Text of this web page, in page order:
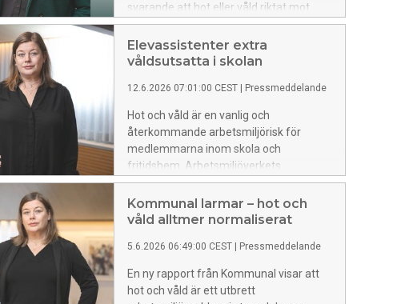
svarande att hot eller våld riktat mot
ambulanspersonal förekommer någon
eller några gånger i månaden på
arbetsplatsen, samtidigt som många
information om kända risker inför
uppdraget.
Elevassistenter extra
våldsutsatta i skolan
12.6.2026 07:01:00 CEST Pressmeddelande
Hot och våld är en vanlig och
återkommande arbetsmiljörisk för
medlemmarna inom skola och
fritidshem. Arbetsmiljöverkets
arbetsskadestatistik visar att elev- och
lärarassistenter är särskilt utsatta för
hot och våld i skolan.
Kommunal larmar – hot och
våld alltmer normaliserat
5.6.2026 06:49:00 CEST Pressmeddelande
En ny rapport från Kommunal visar att
hot och våld är ett utbrett